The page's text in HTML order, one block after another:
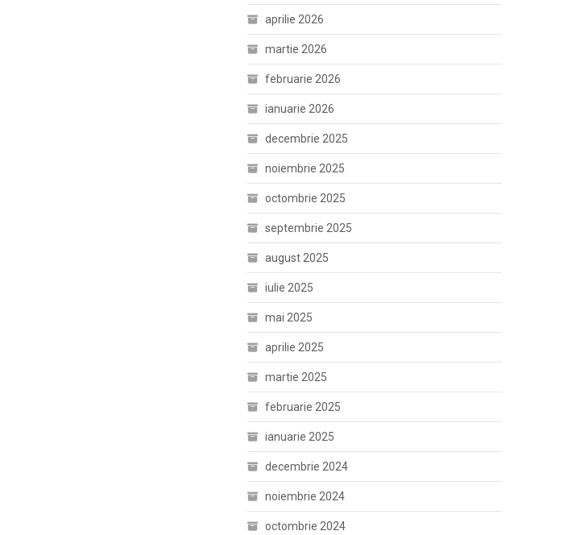
aprilie 2026
martie 2026
februarie 2026
ianuarie 2026
decembrie 2025
noiembrie 2025
octombrie 2025
septembrie 2025
august 2025
iulie 2025
mai 2025
aprilie 2025
martie 2025
februarie 2025
ianuarie 2025
decembrie 2024
noiembrie 2024
octombrie 2024